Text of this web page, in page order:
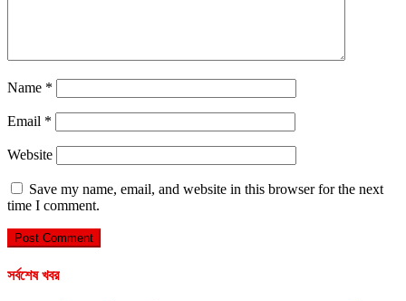
Name *
Email *
Website
Save my name, email, and website in this browser for the next
time I comment.
সর্বশেষ খবর